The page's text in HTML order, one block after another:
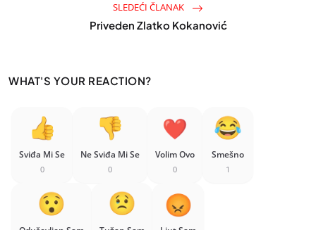
SLEDEĆI ČLANAK
Priveden Zlatko Kokanović
WHAT'S YOUR REACTION?
Sviđa Mi Se
0
Ne Sviđa Mi Se
0
Volim Ovo
0
Smešno
1